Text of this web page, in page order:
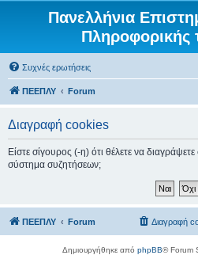
Πανελλήνια
Πληροφορικής
Συχνές ερωτήσεις
ΠΕΕΠΛΥ Forum
Διαγραφή cookies
Είστε σίγουρος (-η) ότι θέλετε να
σύστημα συζητήσεων;
ΠΕΕΠΛΥ Forum Διαγραφή
Δημιουργήθηκε από phpBB® Forum